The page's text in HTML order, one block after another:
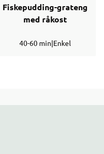
Fiskepudding-grateng
med råkost
40-60 min|Enkel